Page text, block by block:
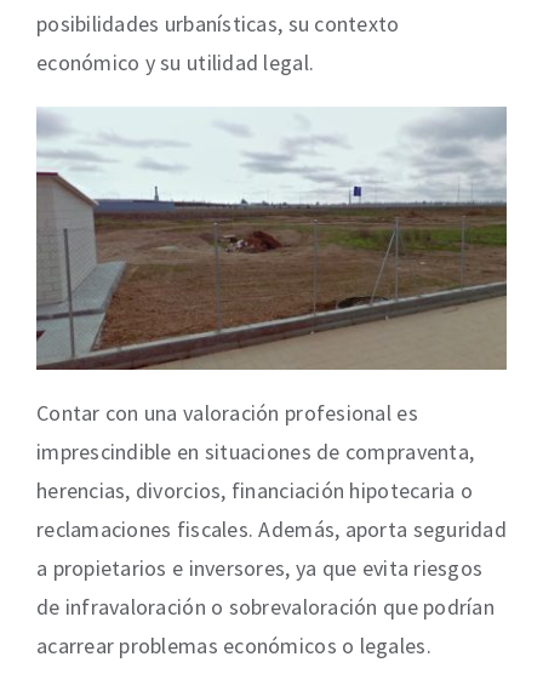
posibilidades urbanísticas, su contexto
económico y su utilidad legal.
Contar con una valoración profesional es
imprescindible en situaciones de compraventa,
herencias, divorcios, financiación hipotecaria o
reclamaciones fiscales. Además, aporta seguridad
a propietarios e inversores, ya que evita riesgos
de infravaloración o sobrevaloración que podrían
acarrear problemas económicos o legales.